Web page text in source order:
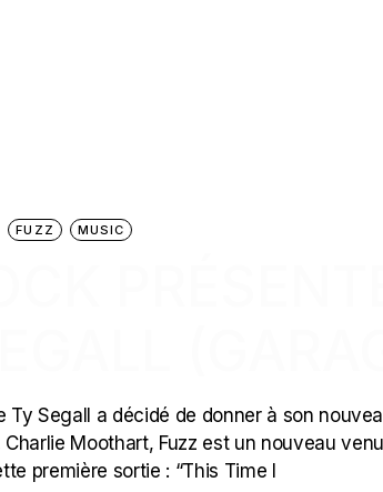
FUZZ MUSIC
Ty Segall a décidé de donner à son
Moothart, Fuzz est un nouveau
première sortie : “This Time I